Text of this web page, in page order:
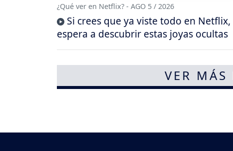
¿Qué ver en Netflix? - AGO 5 / 2026
Si crees que ya viste todo en Netflix,
espera a descubrir estas joyas ocultas
VER